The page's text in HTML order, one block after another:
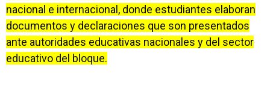
nacional e internacional, donde estudiantes elaboran
documentos y declaraciones que son presentados
ante autoridades educativas nacionales y del sector
educativo del bloque.